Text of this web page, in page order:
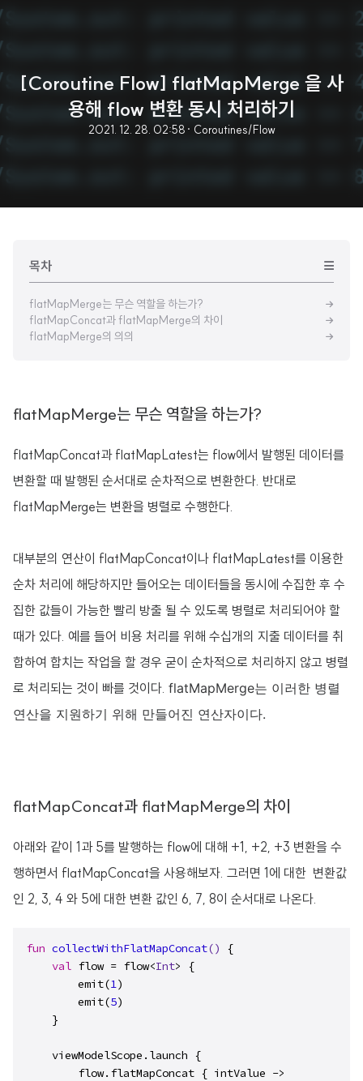
[Coroutine Flow] flatMapMerge 을 사
용해 flow 변환 동시 처리하기
2021. 12. 28. 02:58 · Coroutines/Flow
목차
flatMapMerge는 무슨 역할을 하는가?
flatMapConcat과 flatMapMerge의 차이
flatMapMerge의 의의
flatMapMerge는 무슨 역할을 하는가?
flatMapConcat과 flatMapLatest는 flow에서 발행된 데이터를
변환할 때 발행된 순서대로 순차적으로 변환한다. 반대로
flatMapMerge는 변환을 병렬로 수행한다.
대부분의 연산이 flatMapConcat이나 flatMapLatest를 이용한
순차 처리에 해당하지만 들어오는 데이터들을 동시에 수집한 후 수
집한 값들이 가능한 빨리 방출 될 수 있도록 병렬로 처리되어야 할
때가 있다. 예를 들어 비용 처리를 위해 수십개의 지출 데이터를 취
합하여 합치는 작업을 할 경우 굳이 순차적으로 처리하지 않고 병렬
로 처리되는 것이 빠를 것이다. flatMapMerge는 이러한 병렬
연산을 지원하기 위해 만들어진 연산자이다.
flatMapConcat과 flatMapMerge의 차이
아래와 같이 1과 5를 발행하는 flow에 대해 +1, +2, +3 변환을 수
행하면서 flatMapConcat을 사용해보자. 그러면 1에 대한 변환값
인 2, 3, 4 와 5에 대한 변환 값인 6, 7, 8이 순서대로 나온다.
fun collectWithFlatMapConcat()
{
val flow = flow<Int> {
        emit(
1)
        emit(
5)
    }
    viewModelScope.launch {
        flow.flatMapConcat { intValue ->